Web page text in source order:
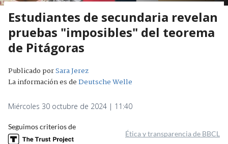
Estudiantes de secundaria revelan
pruebas "imposibles" del teorema
de Pitágoras
Publicado porSara Jerez
La información es deDeutsche Welle
Miércoles 30 octubre de 2024 | 11:40
Seguimos criterios de
Ética y transparencia de BBCL